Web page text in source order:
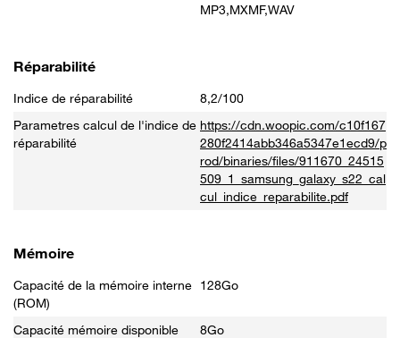
MP3,MXMF,WAV
Réparabilité
Indice de réparabilité
8,2/100
Parametres calcul de l'indice de
réparabilité
https://cdn.woopic.com/c10f167
280f2414abb346a5347e1ecd9/p
rod/binaries/files/911670_24515
509_1_samsung_galaxy_s22_cal
cul_indice_reparabilite.pdf
Mémoire
Capacité de la mémoire interne
(ROM)
128Go
Capacité mémoire disponible
8Go